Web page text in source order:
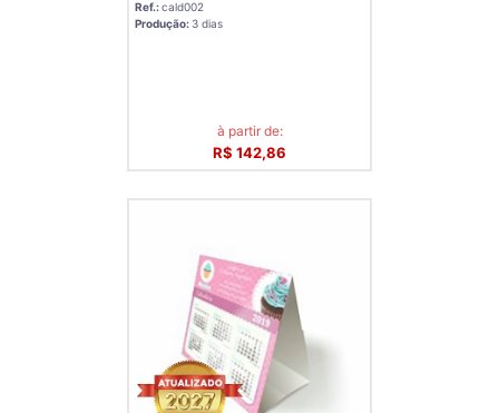
Ref.:cald002
Produção: 3 dias
à partir de:
R$ 142,86